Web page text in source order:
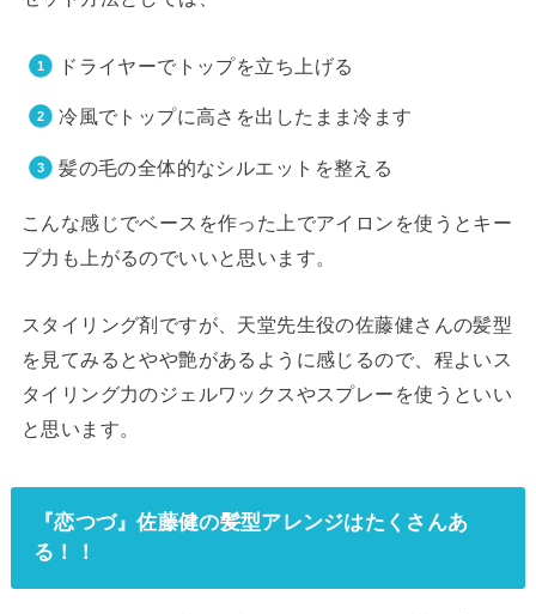
ドライヤーでトップを立ち上げる
冷風でトップに高さを出したまま冷ます
髪の毛の全体的なシルエットを整える
こんな感じでベースを作った上でアイロンを使うとキー
プ力も上がるのでいいと思います。
スタイリング剤ですが、天堂先生役の佐藤健さんの髪型
を見てみるとやや艶があるように感じるので、程よいス
タイリング力のジェルワックスやスプレーを使うといい
と思います。
『恋つづ』佐藤健の髪型アレンジはたくさんあ
る！！